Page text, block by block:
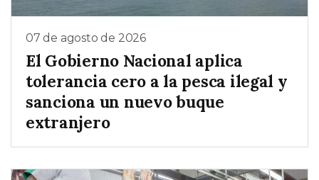
07 de agosto de 2026
El Gobierno Nacional aplica
tolerancia cero a la pesca ilegal y
sanciona un nuevo buque
extranjero